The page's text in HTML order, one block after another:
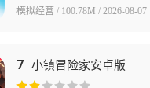
模拟经营 / 100.78M / 2026-08-07
7 小镇冒险家安卓版